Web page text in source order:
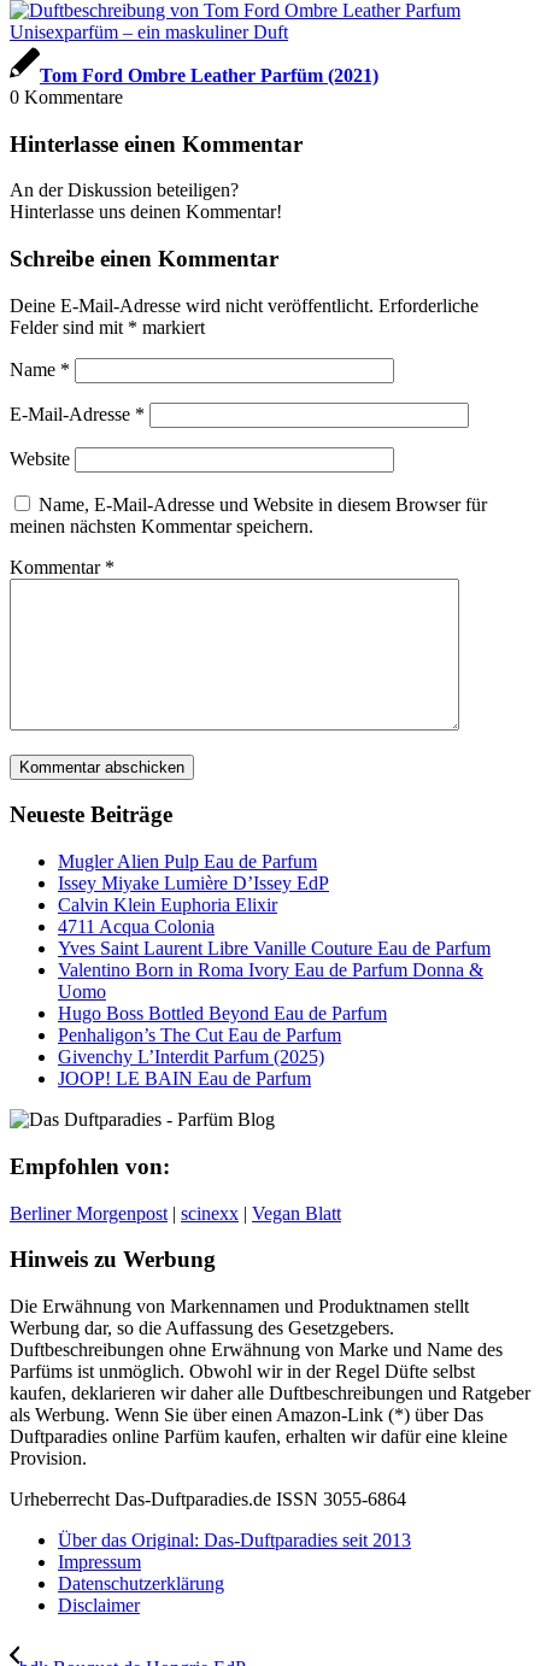
Tom Ford Ombre Leather Parfüm (2021)
0 Kommentare
Hinterlasse einen Kommentar
An der Diskussion beteiligen?
Hinterlasse uns deinen Kommentar!
Schreibe einen Kommentar
Deine E-Mail-Adresse wird nicht veröffentlicht. Erforderliche
Felder sind mit * markiert
Name *
E-Mail-Adresse *
Website
Name, E-Mail-Adresse und Website in diesem Browser für
meinen nächsten Kommentar speichern.
Kommentar *
Neueste Beiträge
Mugler Alien Pulp Eau de Parfum
Issey Miyake Lumière D’Issey EdP
Calvin Klein Euphoria Elixir
4711 Acqua Colonia
Yves Saint Laurent Libre Vanille Couture Eau de Parfum
Valentino Born in Roma Ivory Eau de Parfum Donna &
Uomo
Hugo Boss Bottled Beyond Eau de Parfum
Penhaligon’s The Cut Eau de Parfum
Givenchy L’Interdit Parfum (2025)
JOOP! LE BAIN Eau de Parfum
Empfohlen von:
Berliner Morgenpost | scinexx | Vegan Blatt
Hinweis zu Werbung
Die Erwähnung von Markennamen und Produktnamen stellt
Werbung dar, so die Auffassung des Gesetzgebers.
Duftbeschreibungen ohne Erwähnung von Marke und Name des
Parfüms ist unmöglich. Obwohl wir in der Regel Düfte selbst
kaufen, deklarieren wir daher alle Duftbeschreibungen und Ratgeber
als Werbung. Wenn Sie über einen Amazon-Link (*) über Das
Duftparadies online Parfüm kaufen, erhalten wir dafür eine kleine
Provision.
Urheberrecht Das-Duftparadies.de ISSN 3055-6864
Über das Original: Das-Duftparadies seit 2013
Impressum
Datenschutzerklärung
Disclaimer